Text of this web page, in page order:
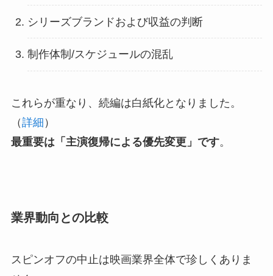
シリーズブランドおよび収益の判断
制作体制/スケジュールの混乱
これらが重なり、続編は白紙化となりました。
（詳細 ）
最重要は「主演復帰による優先変更」です。
業界動向との比較
スピンオフの中止は映画業界全体で珍しくありま